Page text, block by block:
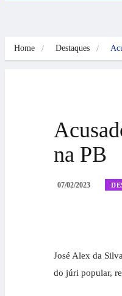
Home Destaques
na PB
07/02/2023
José Alex da
do júri popular,